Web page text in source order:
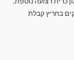
בחריץ קבלת